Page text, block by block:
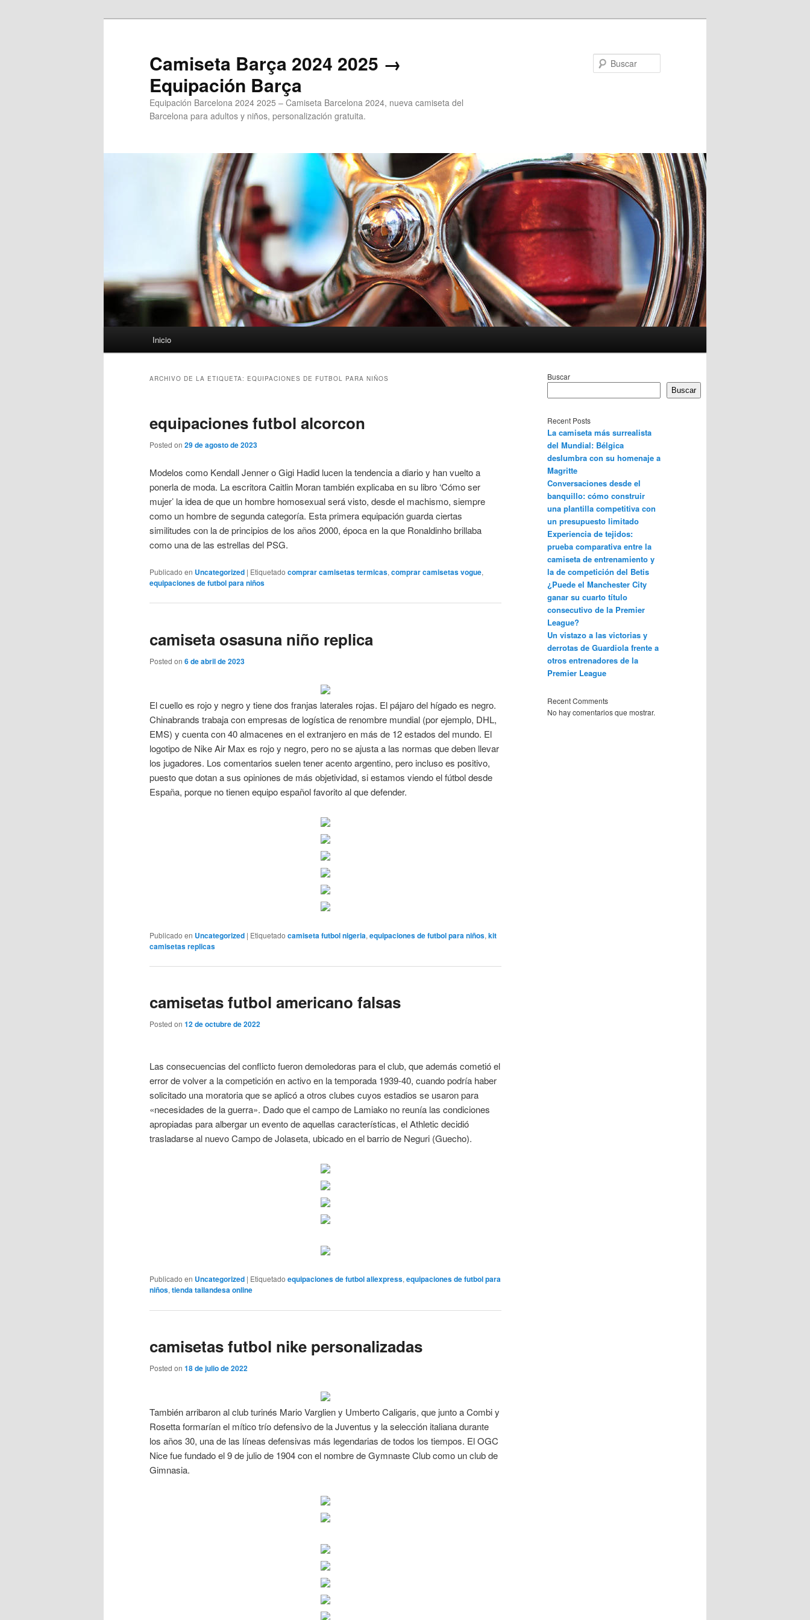
Camiseta Barça 2024 2025 →
Equipación Barça
Equipación Barcelona 2024 2025 – Camiseta Barcelona 2024, nueva camiseta del
Barcelona para adultos y niños, personalización gratuita.
Inicio
ARCHIVO DE LA ETIQUETA: EQUIPACIONES DE FUTBOL PARA NIÑOS
equipaciones futbol alcorcon
Posted on 29 de agosto de 2023
Modelos como Kendall Jenner o Gigi Hadid lucen la tendencia a diario y han vuelto a
ponerla de moda. La escritora Caitlin Moran también explicaba en su libro ‘Cómo ser
mujer’ la idea de que un hombre homosexual será visto, desde el machismo, siempre
como un hombre de segunda categoría. Esta primera equipación guarda ciertas
similitudes con la de principios de los años 2000, época en la que Ronaldinho brillaba
como una de las estrellas del PSG.
Publicado en Uncategorized | Etiquetado comprar camisetas termicas, comprar camisetas vogue,
equipaciones de futbol para niños
camiseta osasuna niño replica
Posted on 6 de abril de 2023
El cuello es rojo y negro y tiene dos franjas laterales rojas. El pájaro del hígado es negro.
Chinabrands trabaja con empresas de logística de renombre mundial (por ejemplo, DHL,
EMS) y cuenta con 40 almacenes en el extranjero en más de 12 estados del mundo. El
logotipo de Nike Air Max es rojo y negro, pero no se ajusta a las normas que deben llevar
los jugadores. Los comentarios suelen tener acento argentino, pero incluso es positivo,
puesto que dotan a sus opiniones de más objetividad, si estamos viendo el fútbol desde
España, porque no tienen equipo español favorito al que defender.
Publicado en Uncategorized | Etiquetado camiseta futbol nigeria, equipaciones de futbol para niños, kit
camisetas replicas
camisetas futbol americano falsas
Posted on 12 de octubre de 2022
Las consecuencias del conflicto fueron demoledoras para el club, que además cometió el
error de volver a la competición en activo en la temporada 1939-40, cuando podría haber
solicitado una moratoria que se aplicó a otros clubes cuyos estadios se usaron para
«necesidades de la guerra». Dado que el campo de Lamiako no reunía las condiciones
apropiadas para albergar un evento de aquellas características, el Athletic decidió
trasladarse al nuevo Campo de Jolaseta, ubicado en el barrio de Neguri (Guecho).
Publicado en Uncategorized | Etiquetado equipaciones de futbol aliexpress, equipaciones de futbol para
niños, tienda tailandesa online
camisetas futbol nike personalizadas
Posted on 18 de julio de 2022
También arribaron al club turinés Mario Varglien y Umberto Caligaris, que junto a Combi y
Rosetta formarían el mítico trío defensivo de la Juventus y la selección italiana durante
los años 30, una de las líneas defensivas más legendarias de todos los tiempos. El OGC
Nice fue fundado el 9 de julio de 1904 con el nombre de Gymnaste Club como un club de
Gimnasia.
Buscar
Buscar
Recent Posts
La camiseta más surrealista
del Mundial: Bélgica
deslumbra con su homenaje a
Magritte
Conversaciones desde el
banquillo: cómo construir
una plantilla competitiva con
un presupuesto limitado
Experiencia de tejidos:
prueba comparativa entre la
camiseta de entrenamiento y
la de competición del Betis
¿Puede el Manchester City
ganar su cuarto título
consecutivo de la Premier
League?
Un vistazo a las victorias y
derrotas de Guardiola frente a
otros entrenadores de la
Premier League
Recent Comments
No hay comentarios que mostrar.